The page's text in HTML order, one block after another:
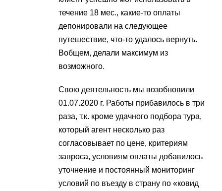
течение 18 мес., какие-то оплаты
депонировали на следующее
путешествие, что-то удалось вернуть.
Вобщем, делали максимум из
возможного.
Свою деятельность мы возобновили
01.07.2020 г. Работы прибавилось в три
раза, т.к. кроме удачного подбора тура,
который агент несколько раз
согласовывает по цене, критериям
запроса, условиям оплаты добавилось
уточнение и постоянный мониторинг
условий по въезду в страну по «ковид